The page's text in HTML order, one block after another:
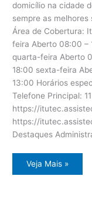
domicílio na cidade
sempre as
Área de Cobertura:
feira Aberto 08:00 –
quarta-feira Aberto
18:00 sexta-feira
13:00 Horários
Telefone Principal:
https://
https://
Destaques
Assistência
eletrodoméstico
Veja Mais »